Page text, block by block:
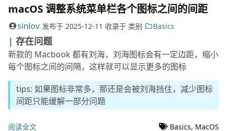
macOS 调整系统菜单栏各个图标之间的间距
sinlov 发布于 2025-12-11 收录于 类别 Basics
存在问题
新款的 Macbook 都有刘海，刘海图标会有一定边距，缩小
每个图标之间的间隔，这样就可以显示更多的图标
tips: 如果图标非常多，那还是会被刘海挡住，减少图标
间距只能缓解一部分问题
阅读全文 Basics, MacOS